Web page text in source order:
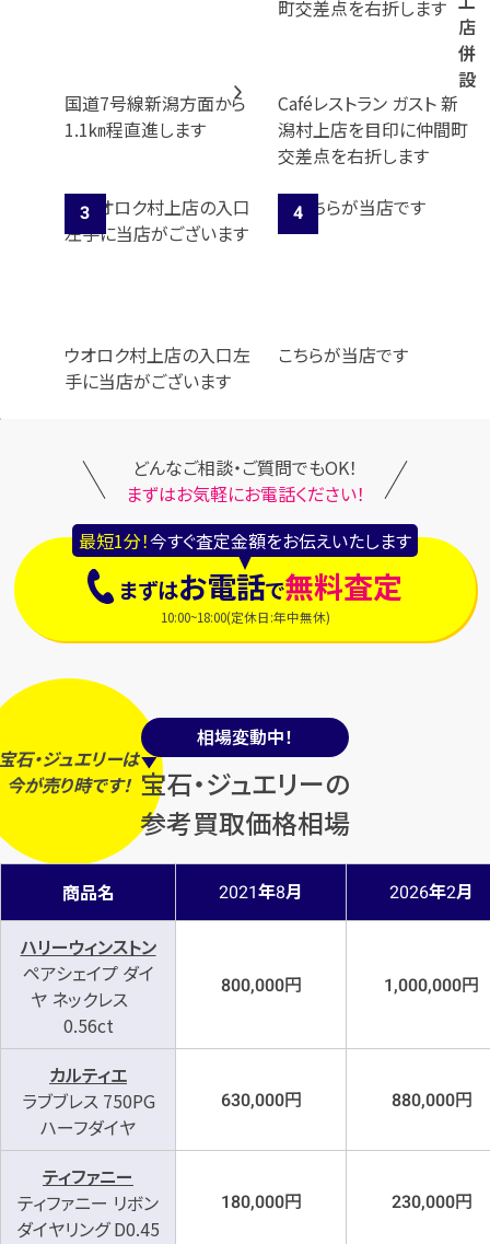
店
併
設
国道7号線新潟方面から
1.1㎞程直進します
Caféレストラン ガスト 新
潟村上店を目印に仲間町
交差点を右折します
ウオロク村上店の入口左
手に当店がございます
こちらが当店です
どんなご相談・ご質問でもOK！
まずはお気軽にお電話ください！
最短1分！今すぐ査定金額をお伝えいたします
まずはお電話で無料査定
10:00~18:00(定休日:年中無休)
相場変動中！
宝石・ジュエリーの
参考買取価格相場
石・ジュエリーは
今が売り時です！
商品名 2021年8月 2026年2月
ハリーウィンストン
ペアシェイプ ダイ
ヤ ネックレス
0.56ct
800,000円 1,000,000円
カルティエ
ラブブレス 750PG
ハーフダイヤ
630,000円 880,000円
ティファニー
ティファニー リボン
ダイヤリング D0.45
180,000円 230,000円